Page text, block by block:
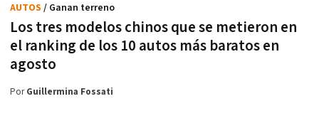
Los tres modelos chinos que se metieron en
el ranking de los 10 autos más baratos en
agosto
AUTOS / Ganan terreno
PorGuillermina Fossati